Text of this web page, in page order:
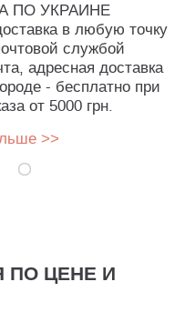
ПО УКРАИНЕ
в любую точку
службой
адресная доставка
- бесплатно при
от 5000 грн.
>>
ЦЕНЕ И